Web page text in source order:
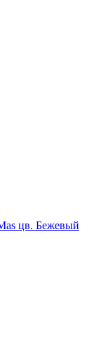
цв. Бежевый